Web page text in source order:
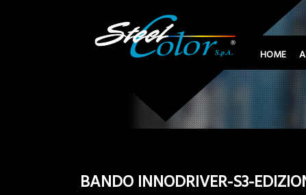
HOME
BANDO INNODRIVER-S3-